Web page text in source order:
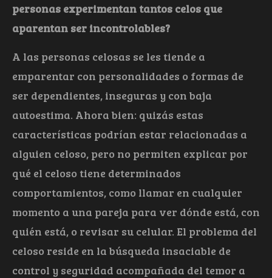
personas experimentan tantos celos que
aparentan ser incontrolables?
A las personas celosas se les tiende a
emparentar con personalidades o formas de
ser dependientes, inseguras y con baja
autoestima. Ahora bien: quizás estas
características podrían estar relacionadas a
alguien celoso, pero no permiten explicar por
qué el celoso tiene determinados
comportamientos, como llamar en cualquier
momento a una pareja para ver dónde está, con
quién está, o revisar su celular. El problema del
celoso reside en la búsqueda insaciable de
control y seguridad acompañada del temor a